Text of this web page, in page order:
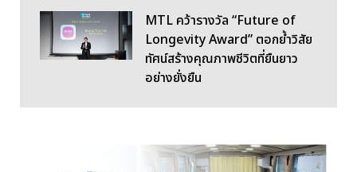
MTL คว้ารางวัล “Future of
Longevity Award” ตอกย้ำวิสัย
ทัศน์สร้างคุณภาพชีวิตที่ยืนยาว
อย่างยั่งยืน